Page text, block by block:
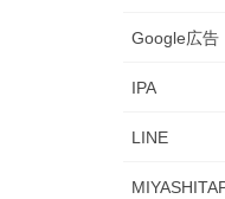
Google広告
IPA
LINE